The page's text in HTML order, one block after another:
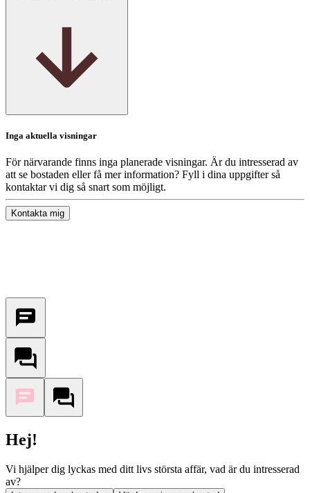
Inga aktuella visningar
För närvarande finns inga planerade visningar. Är du intresserad av
att se bostaden eller få mer information? Fyll i dina uppgifter så
kontaktar vi dig så snart som möjligt.
Kontakta mig
Hej!
Vi hjälper dig lyckas med ditt livs största affär, vad är du intresserad
av?